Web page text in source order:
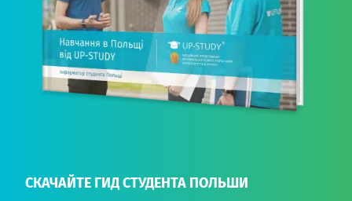
СКАЧАЙТЕ ГИД СТУДЕНТА ПОЛЬШИ